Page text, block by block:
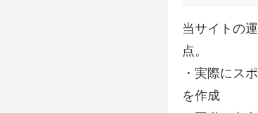
当サイトの
点。
・実際にス
を作成